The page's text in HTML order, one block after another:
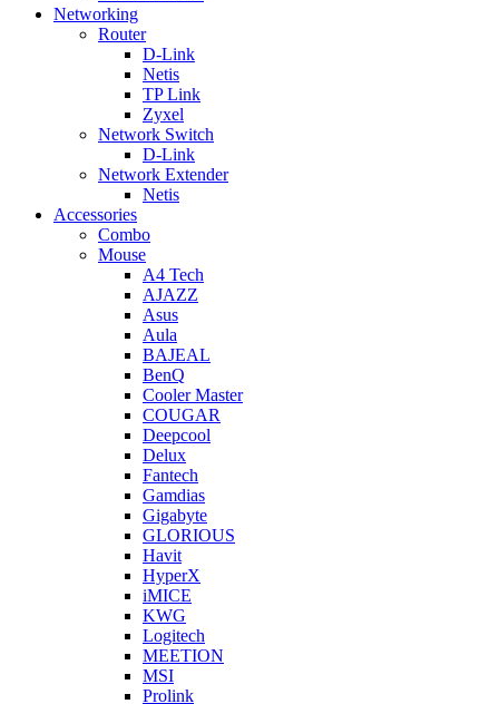
Networking
Router
D-Link
Netis
TP Link
Zyxel
Network Switch
D-Link
Network Extender
Netis
Accessories
Combo
Mouse
A4 Tech
AJAZZ
Asus
Aula
BAJEAL
BenQ
Cooler Master
COUGAR
Deepcool
Delux
Fantech
Gamdias
Gigabyte
GLORIOUS
Havit
HyperX
iMICE
KWG
Logitech
MEETION
MSI
Prolink